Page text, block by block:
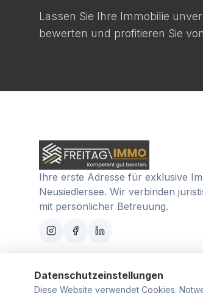
Lassen Sie Ihre Immobilie
bewerten und profitieren Sie
Ihre erste Adresse für exklusive
Neusiedlersee. Wir verbinden
mit persönlicher Betreuung.
Datenschutzeinstellungen
Diese Website verwendet Cookies.